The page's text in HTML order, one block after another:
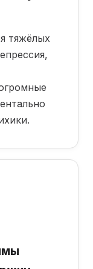
тяжёлых